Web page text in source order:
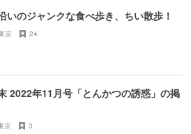
いのジャンクな食べ歩き、ちい散歩！
京 24
2022年11月号「とんかつの誘惑」の掲
京 3